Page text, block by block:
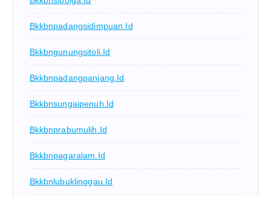
Bkkbnpadangsidimpuan.id
Bkkbngunungsitoli.id
Bkkbnpadangpanjang.id
Bkkbnsungaipenuh.id
Bkkbnprabumulih.id
Bkkbnpagaralam.id
Bkkbnlubuklinggau.id